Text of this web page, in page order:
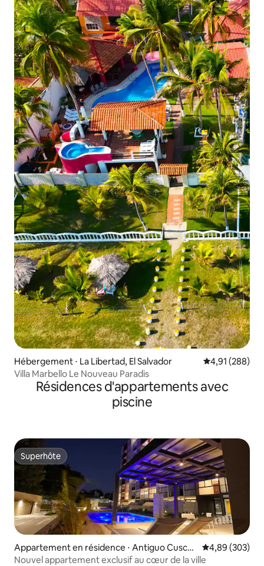
Hébergement ⋅ La Libertad, El Salvador Évaluation
4,91 (288)
Villa Marbello Le Nouveau Paradis
Résidences d'appartements avec
piscine
Superhôte
Superhôte
Appartement en résidence ⋅ Antiguo Cuscatl
án
Évaluation
4,89 (303)
Nouvel appartement exclusif au cœur de la ville